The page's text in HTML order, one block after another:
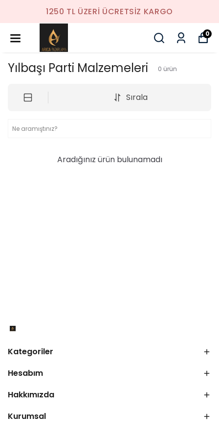
1250 TL ÜZERI ÜCRETSIZ KARGO
0
Yılbaşı Parti Malzemeleri 0 ürün
Sırala
Aradığınız ürün bulunamadı
Kategoriler
Hesabım
Hakkımızda
Kurumsal